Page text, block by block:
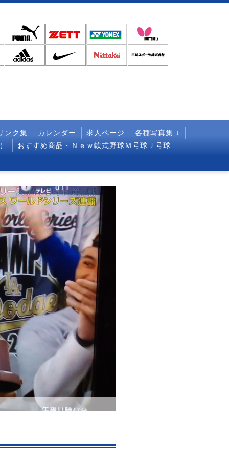
ンク集 カレンダー 求人ページ
各種写真集 ↓
おすすめ商品・Ｎｅｗ軟式野球Ｍ号球Ｊ号球